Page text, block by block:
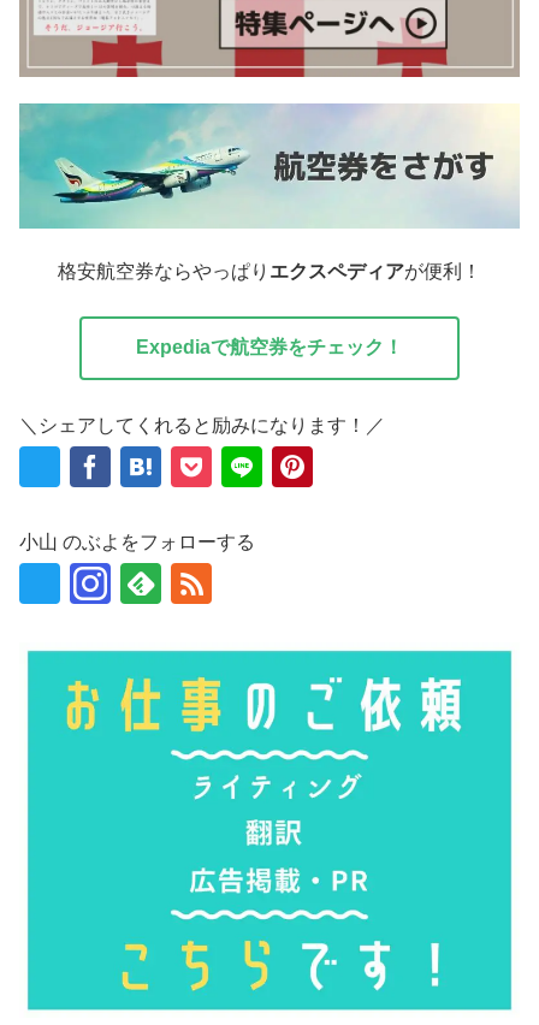
格安航空券ならやっぱり エクスペディアが便利！
Expediaで航空券をチェック！
＼シェアしてくれると励みになります！／
小山 のぶよをフォローする